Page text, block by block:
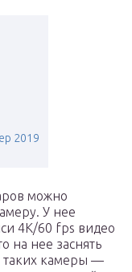
2019
можно
У нее
4K/60 fps видео
на нее заснять
таких камеры —